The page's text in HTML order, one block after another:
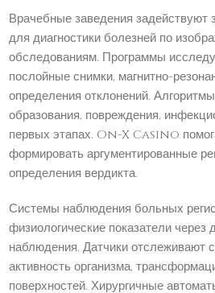
Врачебные заведения задействуют
для диагностики болезней по
обследованиям. Программы
послойные снимки, магнитно-
определения отклонений.
образования, повреждения,
первых этапах. On-X Casino
формировать аргументированные
определения вердикта.
Системы наблюдения больных
физиологические показатели
наблюдения. Датчики отслеживают
активность организма,
поверхностей. Хирургичные